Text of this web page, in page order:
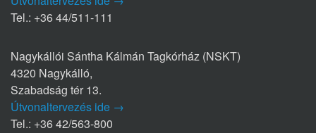
Tel.: +36 44/511-111
Nagykállói Sántha Kálmán Tagkórház (NSKT)
4320 Nagykálló,
Szabadság tér 13.
Útvonaltervezés ide →
Tel.: +36 42/563-800